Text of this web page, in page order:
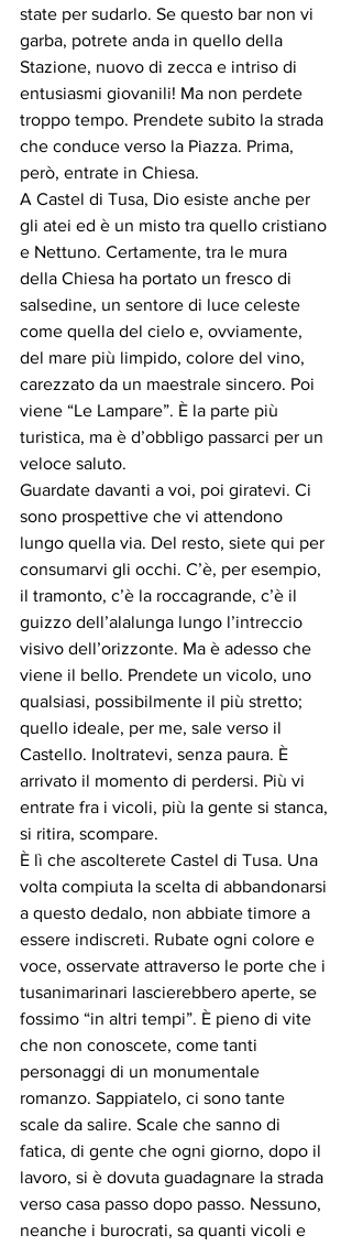
state per sudarlo. Se questo bar non vi
garba, potrete anda in quello della
Stazione, nuovo di zecca e intriso di
entusiasmi giovanili! Ma non perdete
troppo tempo. Prendete subito la strada
che conduce verso la Piazza. Prima,
però, entrate in Chiesa.
A Castel di Tusa, Dio esiste anche per
gli atei ed è un misto tra quello cristiano
e Nettuno. Certamente, tra le mura
della Chiesa ha portato un fresco di
salsedine, un sentore di luce celeste
come quella del cielo e, ovviamente,
del mare più limpido, colore del vino,
carezzato da un maestrale sincero. Poi
viene “Le Lampare”. È la parte più
turistica, ma è d’obbligo passarci per un
veloce saluto.
Guardate davanti a voi, poi giratevi. Ci
sono prospettive che vi attendono
lungo quella via. Del resto, siete qui per
consumarvi gli occhi. C’è, per esempio,
il tramonto, c’è la roccagrande, c’è il
guizzo dell’alalunga lungo l’intreccio
visivo dell’orizzonte. Ma è adesso che
viene il bello. Prendete un vicolo, uno
qualsiasi, possibilmente il più stretto;
quello ideale, per me, sale verso il
Castello. Inoltratevi, senza paura. È
arrivato il momento di perdersi. Più vi
entrate fra i vicoli, più la gente si stanca,
si ritira, scompare.
È lì che ascolterete Castel di Tusa. Una
volta compiuta la scelta di abbandonarsi
a questo dedalo, non abbiate timore a
essere indiscreti. Rubate ogni colore e
voce, osservate attraverso le porte che i
tusanimarinari lascierebbero aperte, se
fossimo “in altri tempi”. È pieno di vite
che non conoscete, come tanti
personaggi di un monumentale
romanzo. Sappiatelo, ci sono tante
scale da salire. Scale che sanno di
fatica, di gente che ogni giorno, dopo il
lavoro, si è dovuta guadagnare la strada
verso casa passo dopo passo. Nessuno,
neanche i burocrati, sa quanti vicoli e